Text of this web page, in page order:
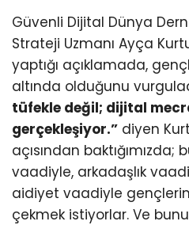
Güvenli Dijital Dünya
Strateji Uzmanı Ayça
yaptığı açıklamada,
altında olduğunu
tüfekle değil; dijital
gerçekleşiyor.” diyen
açısından baktığımızda;
vaadiyle, arkadaşlık
aidiyet vaadiyle
çekmek istiyorlar. Ve